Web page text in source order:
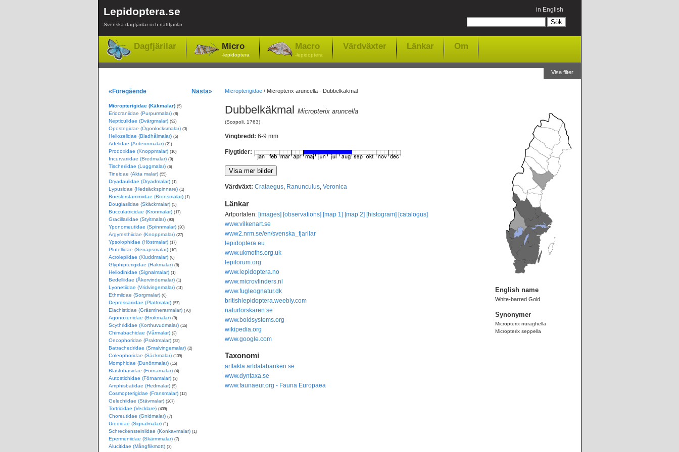
Lepidoptera.se
Svenska dagfjärilar och nattfjärilar
in English
Dagfjärilar Micro
-lepidoptera
Macro
-lepidoptera
Värdväxter Länkar Om
Visa filter
Micropterigidae/ Micropterix aruncella - Dubbelkäkmal
Dubbelkäkmal Micropterix aruncella
(Scopoli, 1763)
Vingbredd: 6-9 mm
Flygtider:
Värdväxt: Crataegus, Ranunculus, Veronica
Länkar
Artportalen: [images] [observations] [map 1] [map 2] [histogram] [catalogus]
www.vilkenart.se
www2.nrm.se/en/svenska_fjarilar
lepidoptera.eu
www.ukmoths.org.uk
lepiforum.org
www.lepidoptera.no
www.microvlinders.nl
www.fugleognatur.dk
britishlepidoptera.weebly.com
naturforskaren.se
www.boldsystems.org
wikipedia.org
www.google.com
Taxonomi
artfakta.artdatabanken.se
www.dyntaxa.se
www.faunaeur.org - Fauna Europaea
English name
White-barred Gold
Synonymer
Micropterix nuraghella
Micropterix seppella
«Föregående Nästa»
Micropterigidae (Käkmalar) (5)
Eriocraniidae (Purpurmalar) (8)
Nepticulidae (Dvärgmalar) (92)
Opostegidae (Ögonlocksmalar) (3)
Heliozelidae (Bladhålmalar) (5)
Adelidae (Antennmalar) (21)
Prodoxidae (Knoppmalar) (10)
Incurvariidae (Bredmalar) (9)
Tischeriidae (Luggmalar) (6)
Tineidae (Äkta malar) (55)
Dryadaulidae (Dryadmalar) (1)
Lypusidae (Hedsäckspinnare) (1)
Roeslerstammiidae (Bronsmalar) (1)
Douglasiidae (Skäckmalar) (5)
Bucculatricidae (Kronmalar) (17)
Gracillariidae (Styltmalar) (90)
Yponomeutidae (Spinnmalar) (30)
Argyresthiidae (Knoppmalar) (27)
Ypsolophidae (Höstmalar) (17)
Plutellidae (Senapsmalar) (10)
Acrolepiidae (Kluddmalar) (6)
Glyphipterigidae (Hakmalar) (8)
Heliodinidae (Signalmalar) (1)
Bedelliidae (Åkervindemalar) (1)
Lyonetiidae (Vridvingemalar) (11)
Ethmiidae (Sorgmalar) (6)
Depressariidae (Plattmalar) (57)
Elachistidae (Gräsminerarmalar) (70)
Agonoxenidae (Brokmalar) (9)
Scythrididae (Korthuvudmalar) (15)
Chimabachidae (Vårmalar) (3)
Oecophoridae (Praktmalar) (32)
Batrachedridae (Smalvingemalar) (2)
Coleophoridae (Säckmalar) (139)
Momphidae (Dunörtmalar) (15)
Blastobasidae (Förnamalar) (4)
Autostichidae (Förnamalar) (3)
Amphisbatidae (Hedmalar) (5)
Cosmopterigidae (Fransmalar) (12)
Gelechiidae (Stävmalar) (207)
Tortricidae (Vecklare) (439)
Choreutidae (Gnidmalar) (7)
Urodidae (Signalmalar) (1)
Schreckensteiniidae (Konkavmalar) (1)
Epermeniidae (Skärmmalar) (7)
Alucitidae (Mångflikmott) (3)